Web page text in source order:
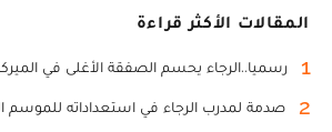
المقالات الأكثر قراءة
1 رسميا..الرجاء يحسم الصفقة الأغلى في
2 صدمة لمدرب الرجاء في استعداداته للموسم